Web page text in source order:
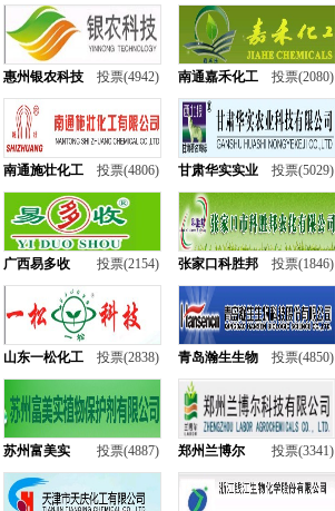
惠州银农科技 投票(4942) 南通嘉禾化工 投票(2080)
南通施壮化工 投票(4806) 甘肃华实实业 投票(5029)
广西易多收 投票(2154) 张家口科胜邦 投票(1846)
山东一松化工 投票(2838) 青岛瀚生生物 投票(4850)
苏州富美实 投票(4887) 郑州兰博尔 投票(3341)